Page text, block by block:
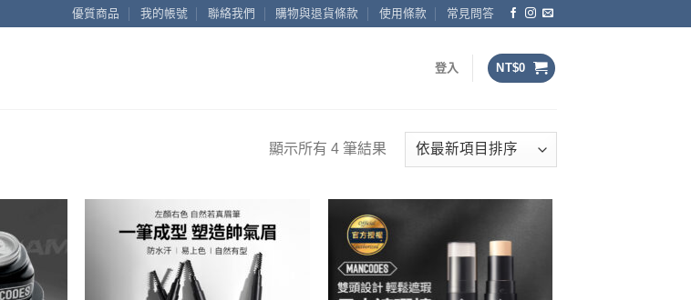
優質商品 我的帳號 聯絡我們 購物與退貨條款 使用條款 常見問答
登入 NT$0
顯示所有 4 筆結果依
目
排
序